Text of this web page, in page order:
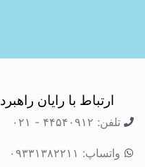
ارتباط با رایان راهبرد
تلفن: ۴۴۵۴۰۹۱۲ - ۰۲۱
واتساپ: ۰۹۳۳۱۳۸۲۲۱۱